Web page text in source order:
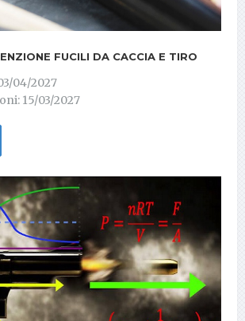
FUCILI DA CACCIA E TIRO
04/2027
15/03/2027